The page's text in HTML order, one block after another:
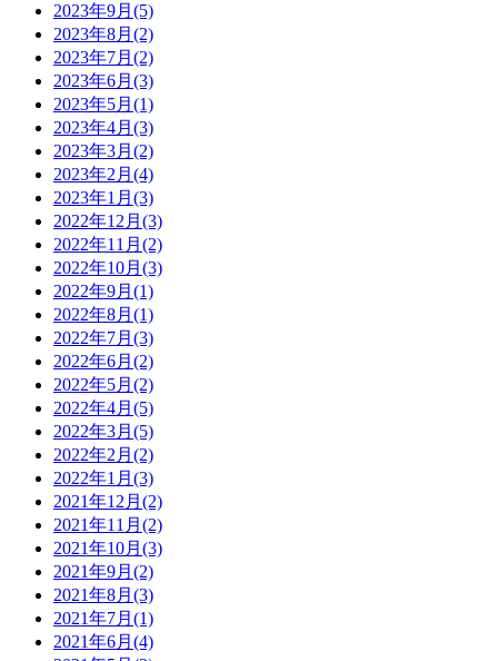
2023年9月(5)
2023年8月(2)
2023年7月(2)
2023年6月(3)
2023年5月(1)
2023年4月(3)
2023年3月(2)
2023年2月(4)
2023年1月(3)
2022年12月(3)
2022年11月(2)
2022年10月(3)
2022年9月(1)
2022年8月(1)
2022年7月(3)
2022年6月(2)
2022年5月(2)
2022年4月(5)
2022年3月(5)
2022年2月(2)
2022年1月(3)
2021年12月(2)
2021年11月(2)
2021年10月(3)
2021年9月(2)
2021年8月(3)
2021年7月(1)
2021年6月(4)